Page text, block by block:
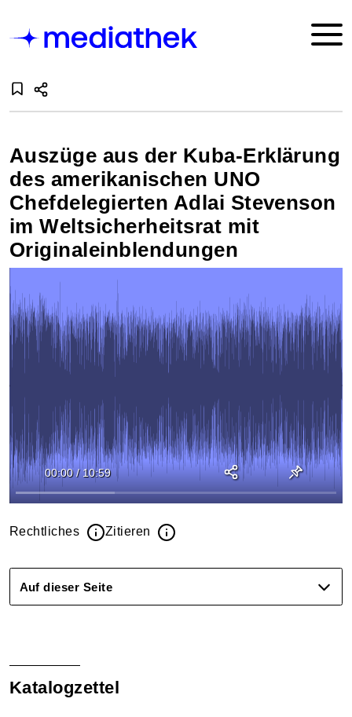
Auszüge aus der Kuba-Erklärung
des amerikanischen UNO
Chefdelegierten Adlai Stevenson
im Weltsicherheitsrat mit
Originaleinblendungen
00:00 / 10:59
Rechtliches Zitieren
Auf dieser Seite
Katalogzettel